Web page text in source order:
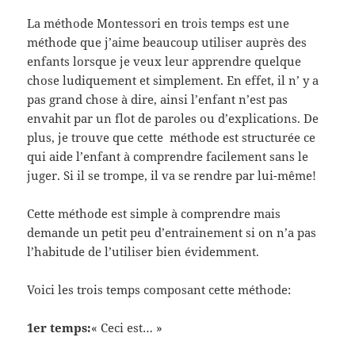
La méthode Montessori en trois temps est une
méthode que j’aime beaucoup utiliser auprès des
enfants lorsque je veux leur apprendre quelque
chose ludiquement et simplement. En effet, il n’ y a
pas grand chose à dire, ainsi l’enfant n’est pas
envahit par un flot de paroles ou d’explications. De
plus, je trouve que cette méthode est structurée ce
qui aide l’enfant à comprendre facilement sans le
juger. Si il se trompe, il va se rendre par lui-même!
Cette méthode est simple à comprendre mais
demande un petit peu d’entrainement si on n’a pas
l’habitude de l’utiliser bien évidemment.
Voici les trois temps composant cette méthode:
1er temps:« Ceci est… »